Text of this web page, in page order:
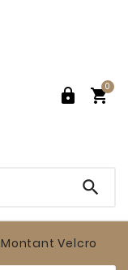
 
0

Montant Velcro